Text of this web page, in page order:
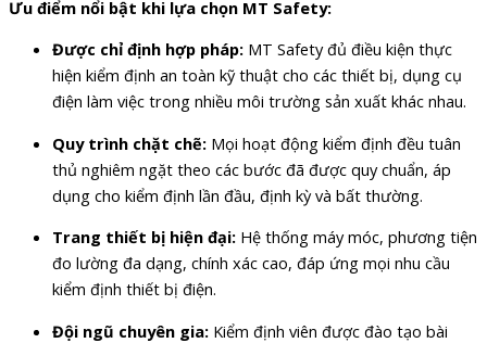
Ưu điểm nổi bật khi lựa chọn MT Safety:
Được chỉ định hợp pháp: MT Safety đủ điều kiện thực
hiện kiểm định an toàn kỹ thuật cho các thiết bị, dụng cụ
điện làm việc trong nhiều môi trường sản xuất khác nhau.
Quy trình chặt chẽ: Mọi hoạt động kiểm định đều tuân
thủ nghiêm ngặt theo các bước đã được quy chuẩn, áp
dụng cho kiểm định lần đầu, định kỳ và bất thường.
Trang thiết bị hiện đại: Hệ thống máy móc, phương tiện
đo lường đa dạng, chính xác cao, đáp ứng mọi nhu cầu
kiểm định thiết bị điện.
Đội ngũ chuyên gia: Kiểm định viên được đào tạo bài